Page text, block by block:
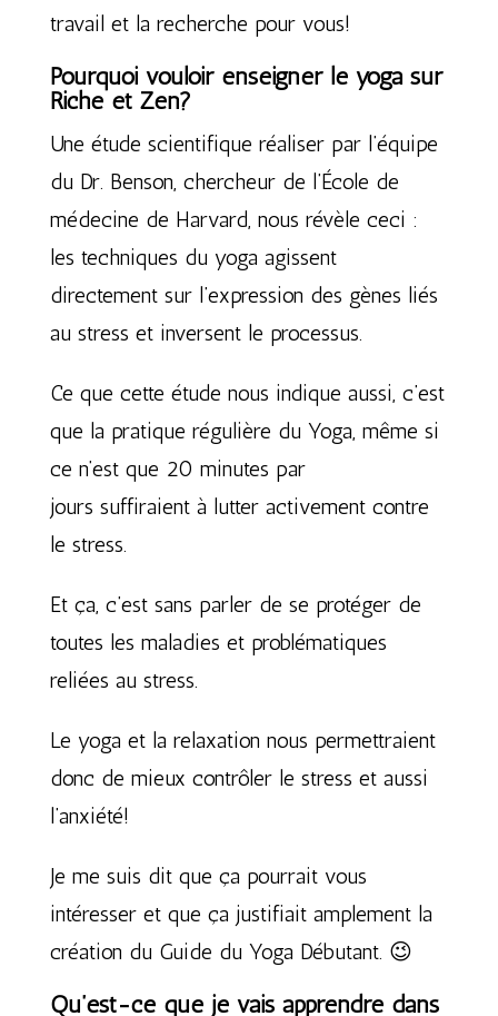
travail et la recherche pour vous!
Pourquoi vouloir enseigner le yoga sur
Riche et Zen?
Une étude scientifique réaliser par l’équipe
du Dr. Benson, chercheur de l’École de
médecine de Harvard, nous révèle ceci :
les techniques du yoga agissent
directement sur l’expression des gènes liés
au stress et inversent le processus.
Ce que cette étude nous indique aussi, c’est
que la pratique régulière du Yoga, même si
ce n’est que 20 minutes par
jours suffiraient à lutter activement contre
le stress.
Et ça, c’est sans parler de se protéger de
toutes les maladies et problématiques
reliées au stress.
Le yoga et la relaxation nous permettraient
donc de mieux contrôler le stress et aussi
l’anxiété!
Je me suis dit que ça pourrait vous
intéresser et que ça justifiait amplement la
création du Guide du Yoga Débutant. 😉
Qu’est-ce que je vais apprendre dans